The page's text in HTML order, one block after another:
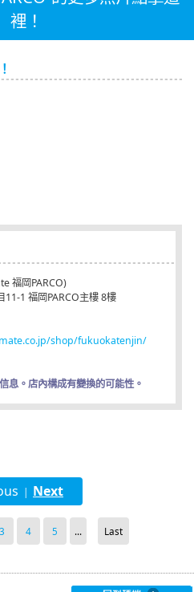
裡！
福岡PARCO)
1 福岡PARCO主樓 8樓
shop/fukuokatenjin/
息。店內構成有變換的可能性。
| Next
3 4 5 ... Last